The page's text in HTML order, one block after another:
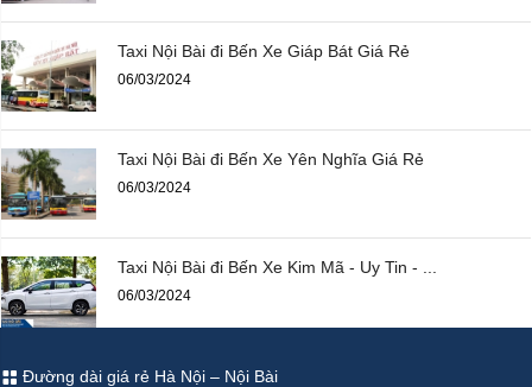
Taxi Nội Bài đi Bến Xe Giáp Bát Giá Rẻ
06/03/2024
Taxi Nội Bài đi Bến Xe Yên Nghĩa Giá Rẻ
06/03/2024
Taxi Nội Bài đi Bến Xe Kim Mã - Uy Tin - ...
06/03/2024
Đường dài giá rẻ Hà Nội – Nội Bài